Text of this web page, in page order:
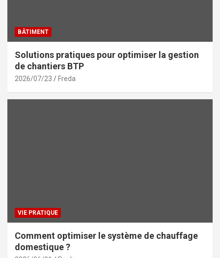
BÂTIMENT
Solutions pratiques pour optimiser la gestion
de chantiers BTP
2026/07/23 Freda
VIE PRATIQUE
Comment optimiser le système de chauffage
domestique ?